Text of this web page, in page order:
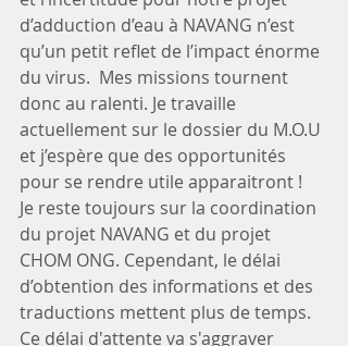
d’adduction d’eau à NAVANG n’est
qu’un petit reflet de l’impact énorme
du virus.  Mes missions tournent
donc au ralenti. Je travaille
actuellement sur le dossier du M.O.U
et j’espère que des opportunités
pour se rendre utile apparaitront !
Je reste toujours sur la coordination
du projet NAVANG et du projet
CHOM ONG. Cependant, le délai
d’obtention des informations et des
traductions mettent plus de temps.
Ce délai d'attente va s'aggraver